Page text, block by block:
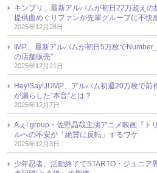
キンプリ、最新アルバムが初日22万超え
提供曲めぐりファンが先輩グループに不快
2025年12月28日
IMP.、最新アルバムが初日5万枚で
の店舗販売”
2025年12月21日
Hey!Say!JUMP、アルバム初週20万枚で
が漏らした“本音”とは？
2025年12月7日
Aぇ! group・佐野晶哉主演アニメ映画『ト
ルへの不安が「絶賛に反転」するワケ
2025年12月3日
少年忍者、活動終了でSTARTO・ジュニ